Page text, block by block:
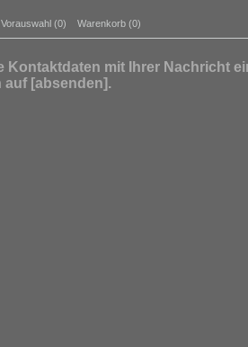
Vorauswahl (0) Warenkorb (0)
Kontaktdaten mit Ihrer Nachricht
auf [absenden].